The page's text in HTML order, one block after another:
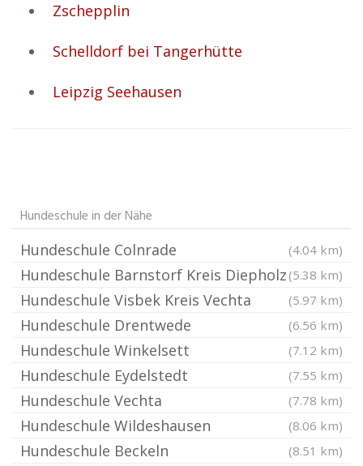
Zschepplin
Schelldorf bei Tangerhütte
Leipzig Seehausen
Hundeschule in der Nähe
Hundeschule Colnrade (4.04 km)
Hundeschule Barnstorf Kreis Diepholz (5.38 km)
Hundeschule Visbek Kreis Vechta (5.97 km)
Hundeschule Drentwede (6.56 km)
Hundeschule Winkelsett (7.12 km)
Hundeschule Eydelstedt (7.55 km)
Hundeschule Vechta (7.78 km)
Hundeschule Wildeshausen (8.06 km)
Hundeschule Beckeln (8.51 km)